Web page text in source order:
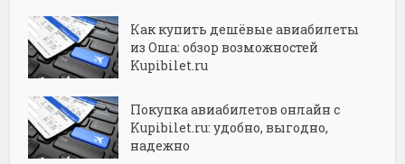
Как купить дешёвые авиабилеты
из Оша: обзор возможностей
Kupibilet.ru
Покупка авиабилетов онлайн с
Kupibilet.ru: удобно, выгодно,
надежно